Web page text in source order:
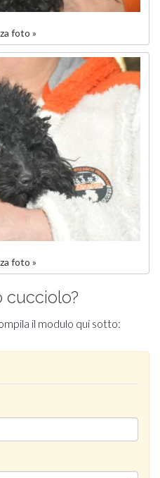
foto »
foto »
cucciolo?
il modulo qui sotto: